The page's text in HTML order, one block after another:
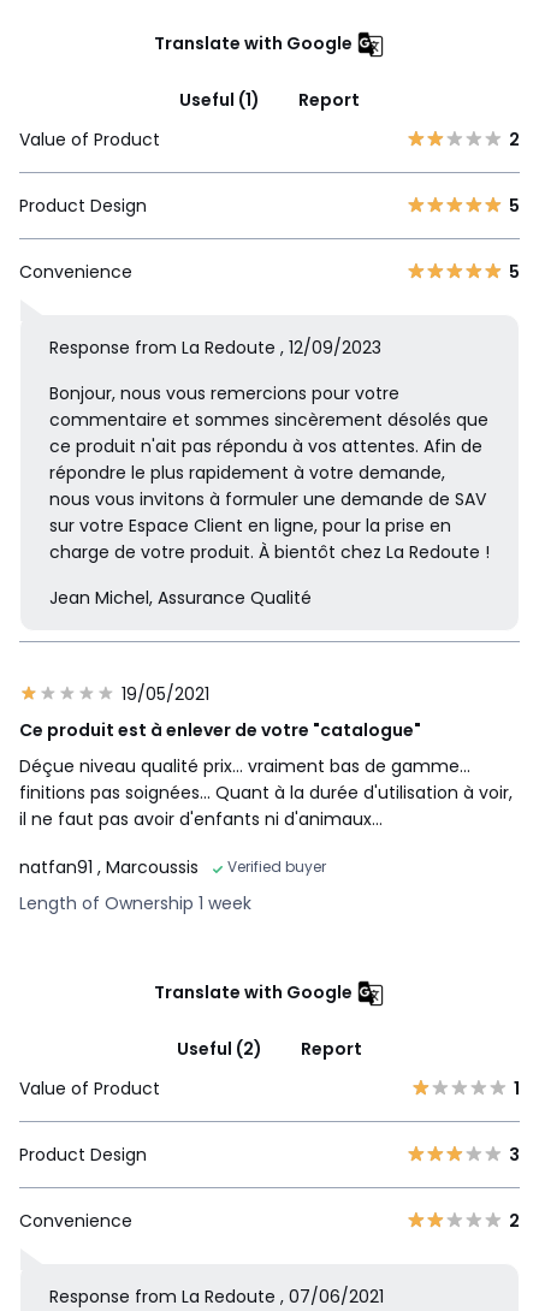
Translate with Google
Useful (1)
Report
Value of Product
2
Product Design 5
Convenience 5
Response from La Redoute , 12/09/2023
Bonjour, nous vous remercions pour votre
commentaire et sommes sincèrement désolés que
ce produit n'ait pas répondu à vos attentes. Afin de
répondre le plus rapidement à votre demande,
nous vous invitons à formuler une demande de SAV
sur votre Espace Client en ligne, pour la prise en
charge de votre produit. À bientôt chez La Redoute !
Jean Michel, Assurance Qualité
19/05/2021
Ce produit est à enlever de votre "catalogue"
Déçue niveau qualité prix... vraiment bas de gamme...
finitions pas soignées... Quant à la durée d'utilisation à voir,
il ne faut pas avoir d'enfants ni d'animaux...
natfan91 , Marcoussis Verified buyer
Length of Ownership 1 week
Translate with Google
Useful (2)
Report
Value of Product
1
Product Design 3
Convenience 2
Response from La Redoute , 07/06/2021